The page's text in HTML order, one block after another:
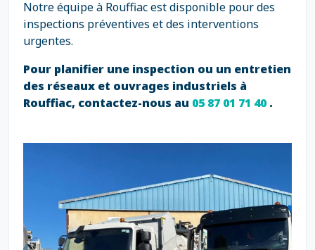
Notre équipe à Rouffiac est disponible pour des
inspections préventives et des interventions
urgentes.
Pour planifier une inspection ou un entretien
des réseaux et ouvrages industriels à
Rouffiac, contactez-nous au 05 87 01 71 40.